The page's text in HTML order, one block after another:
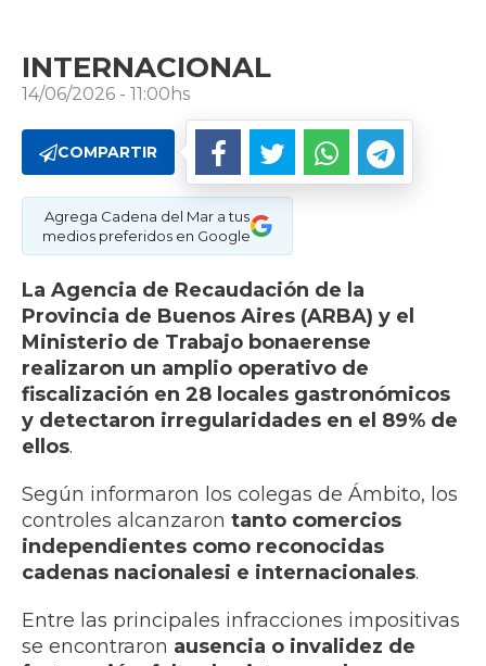
INTERNACIONAL
14/06/2026 - 11:00hs
COMPARTIR
Agrega Cadena del Mar a tus
medios preferidos en Google
La Agencia de Recaudación de la
Provincia de Buenos Aires (ARBA) y el
Ministerio de Trabajo bonaerense
realizaron un amplio operativo de
fiscalización en 28 locales gastronómicos
y detectaron irregularidades en el 89% de
ellos.
Según informaron los colegas de Ámbito, los
controles alcanzaron tanto comercios
independientes como reconocidas
cadenas nacionalesi e internacionales.
Entre las principales infracciones impositivas
se encontraron ausencia o invalidez de